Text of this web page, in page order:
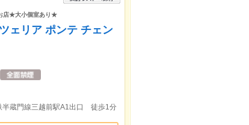
店★大小個室あり★
ェリア ポンテ チェン
蔵門線三越前駅A1出口 徒歩1分